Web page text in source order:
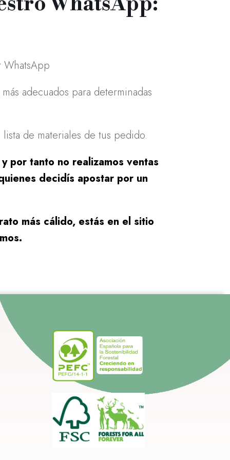
adecuados para determinadas
de materiales de tus pedido.
por tanto no realizamos ventas
decidís apostar por un
más cálido, estás en el sitio